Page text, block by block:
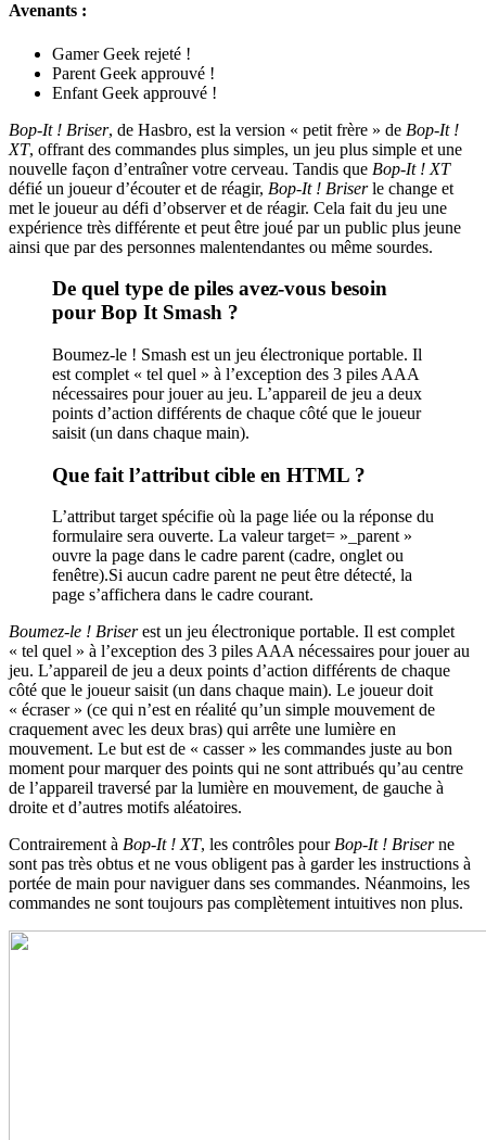
Avenants :
Gamer Geek rejeté !
Parent Geek approuvé !
Enfant Geek approuvé !
Bop-It ! Briser, de Hasbro, est la version « petit frère » de Bop-It !
XT, offrant des commandes plus simples, un jeu plus simple et une
nouvelle façon d’entraîner votre cerveau. Tandis que Bop-It ! XT
défié un joueur d’écouter et de réagir, Bop-It ! Briserle change et
met le joueur au défi d’observer et de réagir. Cela fait du jeu une
expérience très différente et peut être joué par un public plus jeune
ainsi que par des personnes malentendantes ou même sourdes.
De quel type de piles avez-vous besoin
pour Bop It Smash ?
Boumez-le ! Smash est un jeu électronique portable. Il
est complet « tel quel » à l’exception des 3 piles AAA
nécessaires pour jouer au jeu. L’appareil de jeu a deux
points d’action différents de chaque côté que le joueur
saisit (un dans chaque main).
Que fait l’attribut cible en HTML ?
L’attribut target spécifie où la page liée ou la réponse du
formulaire sera ouverte. La valeur target= »_parent »
ouvre la page dans le cadre parent (cadre, onglet ou
fenêtre).Si aucun cadre parent ne peut être détecté, la
page s’affichera dans le cadre courant.
Boumez-le ! Briserest un jeu électronique portable. Il est complet
« tel quel » à l’exception des 3 piles AAA nécessaires pour jouer au
jeu. L’appareil de jeu a deux points d’action différents de chaque
côté que le joueur saisit (un dans chaque main). Le joueur doit
« écraser » (ce qui n’est en réalité qu’un simple mouvement de
craquement avec les deux bras) qui arrête une lumière en
mouvement. Le but est de « casser » les commandes juste au bon
moment pour marquer des points qui ne sont attribués qu’au centre
de l’appareil traversé par la lumière en mouvement, de gauche à
droite et d’autres motifs aléatoires.
Contrairement à Bop-It ! XT, les contrôles pourBop-It ! Briserne
sont pas très obtus et ne vous obligent pas à garder les instructions à
portée de main pour naviguer dans ses commandes. Néanmoins, les
commandes ne sont toujours pas complètement intuitives non plus.